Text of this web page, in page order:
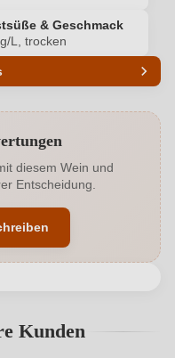
& Geschmack
L, trocken
13 %
Enthält Sulfite
Naturkorken
diesem Wein und
Entscheidung.
Bitte loggen Sie sich
Kunden